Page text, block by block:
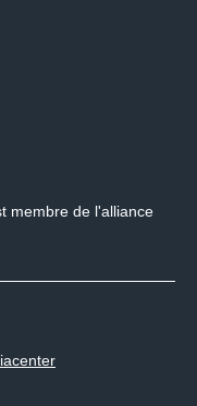
membre de l'alliance